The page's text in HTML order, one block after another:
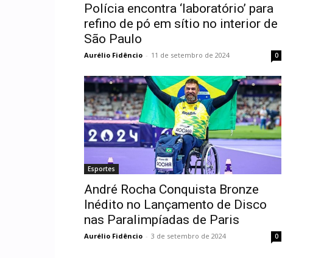
Polícia encontra ‘laboratório’ para
refino de pó em sítio no interior de
São Paulo
Aurélio Fidêncio - 11 de setembro de 2024 0
Esportes
André Rocha Conquista Bronze
Inédito no Lançamento de Disco
nas Paralimpíadas de Paris
Aurélio Fidêncio - 3 de setembro de 2024 0